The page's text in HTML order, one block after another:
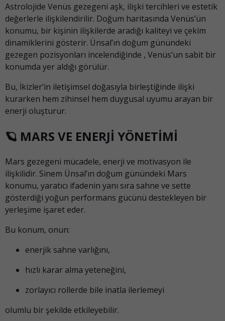
Astrolojide Venüs gezegeni aşk, ilişki tercihleri ve estetik
değerlerle ilişkilendirilir. Doğum haritasında Venüs’ün
konumu, bir kişinin ilişkilerde aradığı kaliteyi ve çekim
dinamiklerini gösterir. Ünsal’ın doğum günündeki
gezegen pozisyonları incelendiğinde , Venüs’un sabit bir
konumda yer aldığı görülür.
Bu, İkizler’in iletişimsel doğasıyla birleştiğinde ilişki
kurarken hem zihinsel hem duygusal uyumu arayan bir
enerji oluşturur.
🪐 MARS VE ENERJİ YÖNETİMİ
Mars gezegeni mücadele, enerji ve motivasyon ile
ilişkilidir. Sinem Ünsal’ın doğum günündeki Mars
konumu, yaratıcı ifadenin yanı sıra sahne ve sette
gösterdiği yoğun performans gücünü destekleyen bir
yerleşime işaret eder.
Bu konum, onun:
enerjik sahne varlığını,
hızlı karar alma yeteneğini,
zorlayıcı rollerde bile inatla ilerlemeyi
olumlu bir şekilde etkileyebilir.